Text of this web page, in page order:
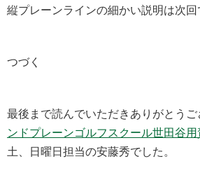
縦プレーンラインの細かい説明は次回
つづく
最後まで読んでいただきありがとう
ンドプレーンゴルフスクール世田谷用
土、日曜日担当の安藤秀でした。